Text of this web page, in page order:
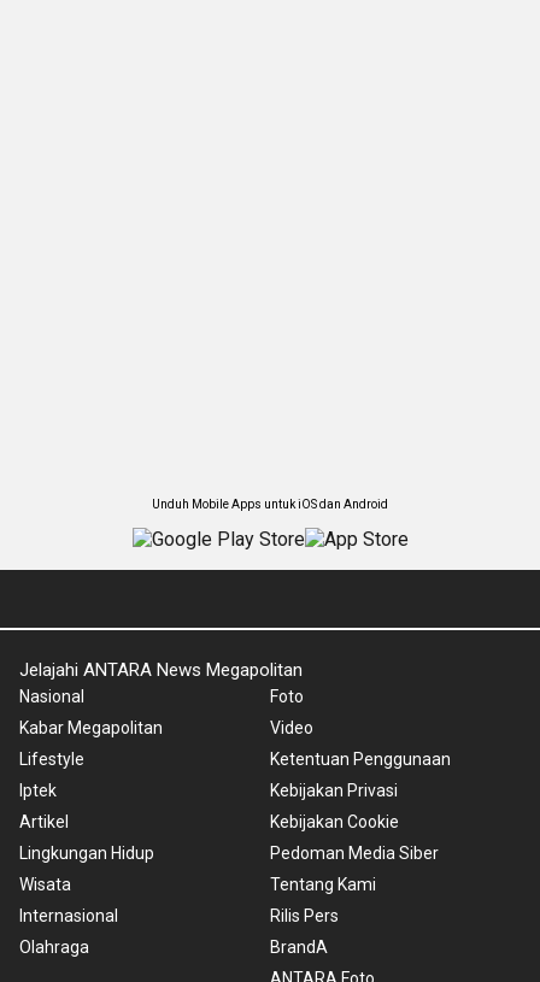
Unduh Mobile Apps untuk iOS dan Android
Jelajahi ANTARA News Megapolitan
Nasional
Kabar Megapolitan
Lifestyle
Iptek
Artikel
Lingkungan Hidup
Wisata
Internasional
Olahraga
Foto
Video
Ketentuan Penggunaan
Kebijakan Privasi
Kebijakan Cookie
Pedoman Media Siber
Tentang Kami
Rilis Pers
BrandA
ANTARA Foto